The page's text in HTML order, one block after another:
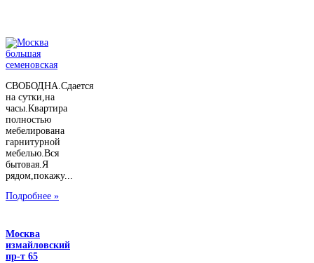
СВОБОДНА.Сдается
на сутки,на
часы.Квартира
полностью
мебелирована
гарнитурной
мебелью.Вся
бытовая.Я
рядом,покажу...
Подробнее »
Москва
измайловский
пр-т 65